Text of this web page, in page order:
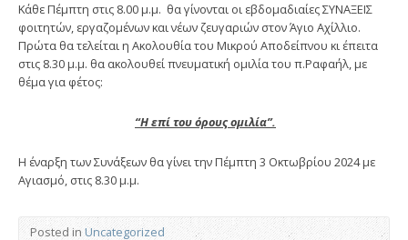
Κάθε Πέμπτη στις 8.00 μ.μ. θα γίνονται οι εβδομαδιαίες ΣΥΝΑΞΕΙΣ
φοιτητών, εργαζομένων και νέων ζευγαριών στον Άγιο Αχίλλιο.
Πρώτα θα τελείται η Ακολουθία του Μικρού Αποδείπνου κι έπειτα
στις 8.30 μ.μ. θα ακολουθεί πνευματική ομιλία του π.Ραφαήλ, με
θέμα για φέτος:
“Η επί του όρους ομιλία”.
Η έναρξη των Συνάξεων θα γίνει την Πέμπτη 3 Οκτωβρίου 2024 με
Αγιασμό, στις 8.30 μ.μ.
Posted in Uncategorized